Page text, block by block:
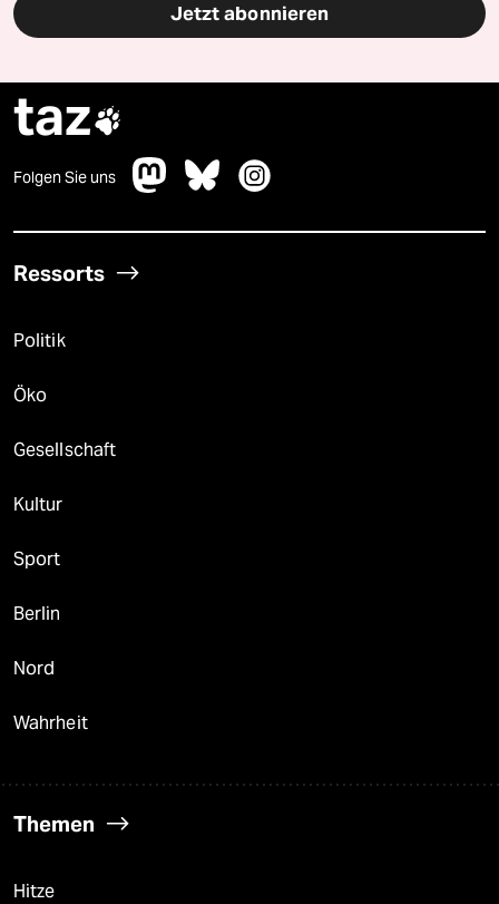
Jetzt abonnieren
taz
Folgen Sie uns
Ressorts
Politik
Öko
Gesellschaft
Kultur
Sport
Berlin
Nord
Wahrheit
Themen
Hitze